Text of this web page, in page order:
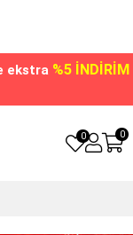
ekstra %5 İNDİRİM
0
0